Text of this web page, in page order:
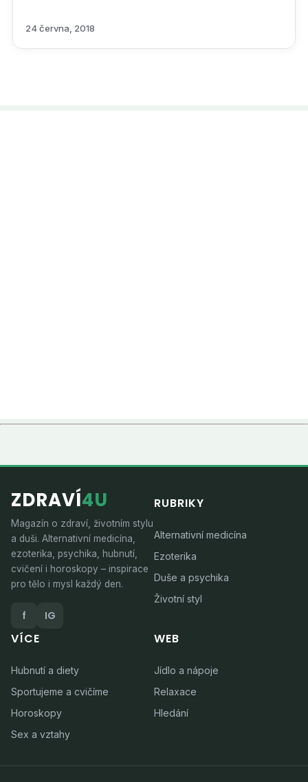
24 června, 2018
ZDRAVÍ4U
Magazín o zdraví, životním stylu
a duši. Alternativní medicína,
ezoterika, psychika, hubnutí,
cvičení i horoskopy – inspirace
pro tělo i mysl každý den.
f IG
RUBRIKY
Alternativní medicína
Ezoterika
Duše a psychika
Životní styl
VÍCE
Hubnutí a diety
Sportujeme a cvičíme
Horoskopy
Sex a vztahy
WEB
Jídlo a nápoje
Relaxace
Hledání